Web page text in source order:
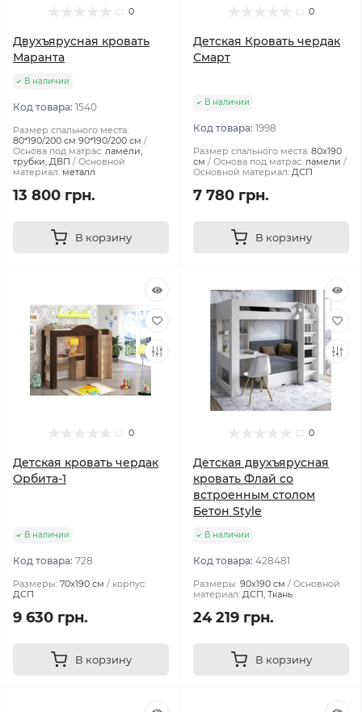
0
Двухъярусная кровать
Маранта
В наличии
Код товара: 1540
Размер спального места:
80*190/200 см 90*190/200 см
Основа под матрас: ламели,
трубки, ДВП
Основной
материал: металл
13 800 грн.
В корзину
0
Детская Кровать чердак
Смарт
В наличии
Код товара: 1998
Размер спального места: 80х190
см
Основа под матрас: ламели
Основной материал: ДСП
7 780 грн.
В корзину
0
Детская кровать чердак
Орбита-1
В наличии
Код товара: 728
Размеры: 70х190 см
корпус:
ДСП
9 630 грн.
В корзину
0
Детская двухъярусная
кровать Флай со
встроенным столом
Бетон Style
В наличии
Код товара: 428481
Размеры: 90х190 см
Основной
материал: ДСП, Ткань
24 219 грн.
В корзину